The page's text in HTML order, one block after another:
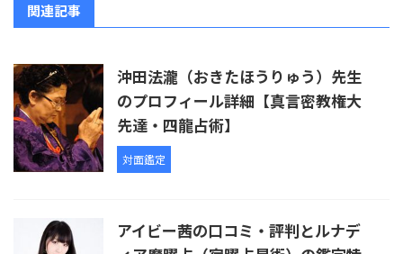
関連記事
沖田法瀧（おきたほうりゅう）先生
のプロフィール詳細【真言密教権大
先達・四龍占術】
対面鑑定
アイビー茜の口コミ・評判とルナデ